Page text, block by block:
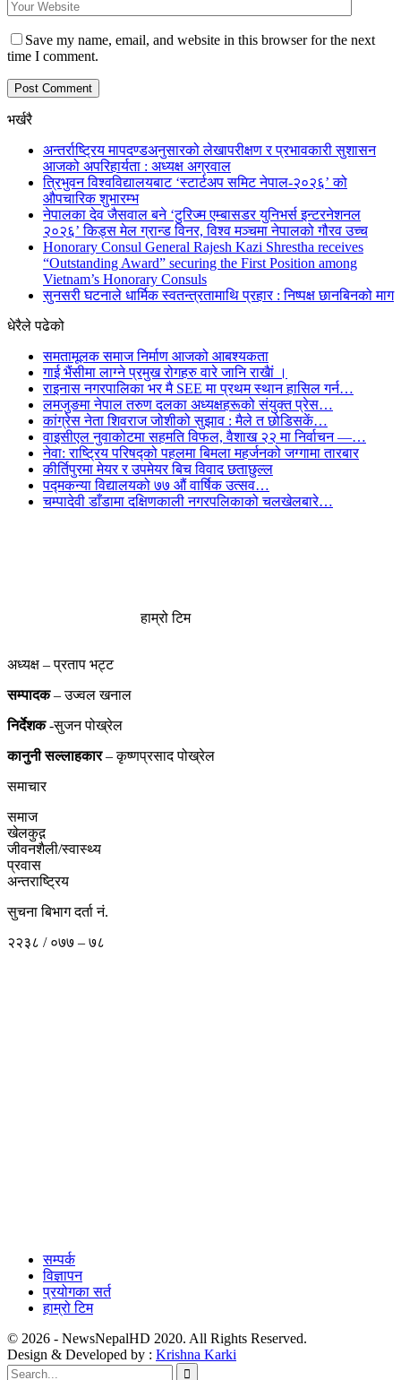
Save my name, email, and website in this browser for the next
time I comment.
भर्खरै
अन्तर्राष्ट्रिय मापदण्डअनुसारको लेखापरीक्षण र प्रभावकारी सुशासन
आजको अपरिहार्यता : अध्यक्ष अग्रवाल
त्रिभुवन विश्वविद्यालयबाट ‘स्टार्टअप समिट नेपाल-२०२६’ को
औपचारिक शुभारम्भ
नेपालका देव जैसवाल बने ‘टुरिज्म एम्बासडर युनिभर्स इन्टरनेशनल
२०२६’ किड्स मेल ग्रान्ड विनर, विश्व मञ्चमा नेपालको गौरव उच्च
Honorary Consul General Rajesh Kazi Shrestha receives
“Outstanding Award” securing the First Position among
Vietnam’s Honorary Consuls
सुनसरी घटनाले धार्मिक स्वतन्त्रतामाथि प्रहार : निष्पक्ष छानबिनको माग
धेरैले पढेको
समतामूलक समाज निर्माण आजको आबश्यकता
गाई भैंसीमा लाग्ने प्रमुख रोगहरु वारे जानि राखैां ।
राइनास नगरपालिका भर मै SEE मा प्रथम स्थान हासिल गर्न…
लमजुङमा नेपाल तरुण दलका अध्यक्षहरूको संयुक्त प्रेस…
कांग्रेस नेता शिवराज जोशीको सुझाव : मैले त छोडिसकें…
वाइसीएल नुवाकोटमा सहमति विफल, वैशाख २२ मा निर्वाचन —…
नेवा: राष्ट्रिय परिषद्को पहलमा बिमला महर्जनको जग्गामा तारबार
कीर्तिपुरमा मेयर र उपमेयर बिच विवाद छताछुल्ल
पद्मकन्या विद्यालयको ७७ औं ‌‌वार्षिक ‌उत्सव…
चम्पादेवी डाँडामा दक्षिणकाली नगरपलिकाको चलखेलबारे…
हाम्रो टिम
अध्यक्ष – प्रताप भट्ट
सम्पादक– उज्वल खनाल
निर्देशक-सुजन पोख्रेल
कानुनी सल्लाहकार– कृष्णप्रसाद पोख्रेल
समाचार
समाज
खेलकुद़़
जीवनशैली/स्वास्थ्य
प्रवास
अन्तराष्ट्रिय
सुचना बिभाग दर्ता नं.
२२३८ / ०७७ – ७८
सम्पर्क
विज्ञापन
प्रयोगका सर्त
हाम्रो टिम
© 2026 - NewsNepalHD 2020. All Rights Reserved.
Design & Developed by : Krishna Karki